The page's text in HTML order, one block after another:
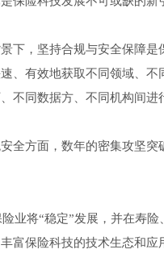
下，坚持合规与安全保障
、有效地获取不同领域、
不同数据方、不同机构间进
全方面，数年的密集攻坚
险业将“稳定”发展，并在寿
富保险科技的技术生态和应